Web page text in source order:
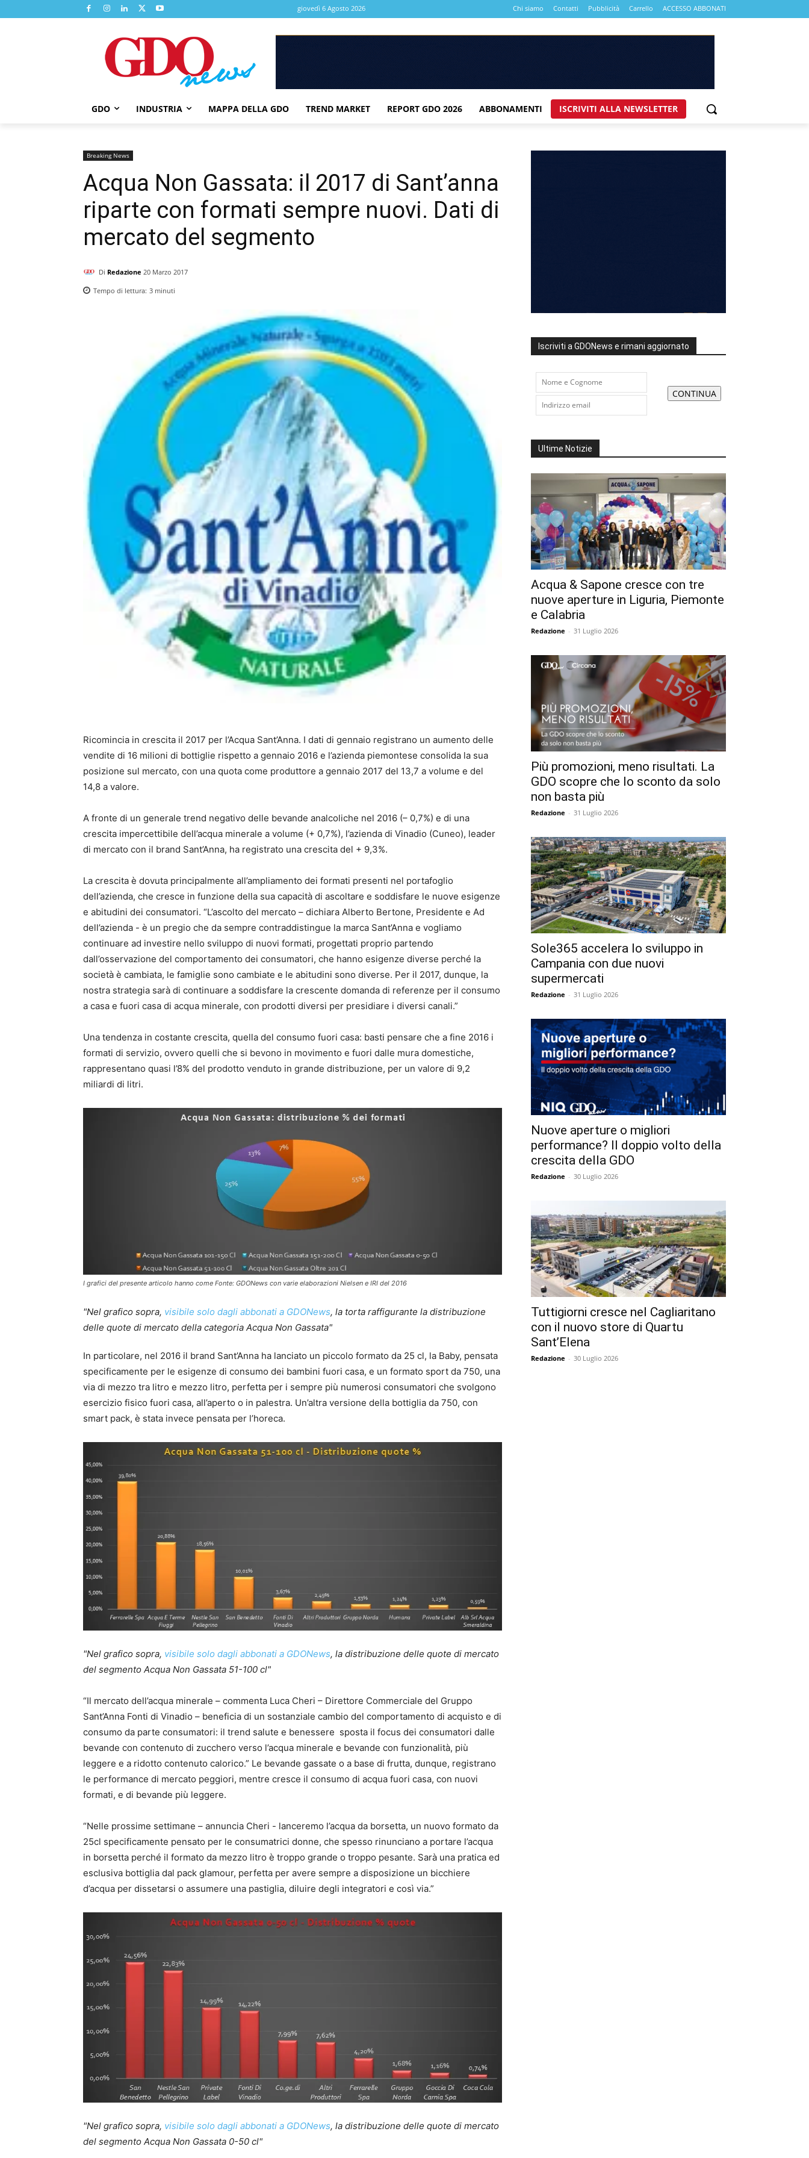
giovedì 6 Agosto 2026 Chi siamo Contatti Pubblicità Carrello ACCESSO ABBONATI
GDO INDUSTRIA MAPPA DELLA GDO TREND MARKET REPORT GDO 2026 ABBONAMENTI ISCRIVITI ALLA NEWSLETTER
Breaking News
Acqua Non Gassata: il 2017 di Sant’anna
riparte con formati sempre nuovi. Dati di
mercato del segmento
Di Redazione 20 Marzo 2017
Tempo di lettura: 3 minuti
Ricomincia in crescita il 2017 per l’Acqua Sant’Anna. I dati di gennaio registrano un aumento delle
vendite di 16 milioni di bottiglie rispetto a gennaio 2016 e l’azienda piemontese consolida la sua
posizione sul mercato, con una quota come produttore a gennaio 2017 del 13,7 a volume e del
14,8 a valore.
A fronte di un generale trend negativo delle bevande analcoliche nel 2016 (– 0,7%) e di una
crescita impercettibile dell’acqua minerale a volume (+ 0,7%), l’azienda di Vinadio (Cuneo), leader
di mercato con il brand Sant’Anna, ha registrato una crescita del + 9,3%.
La crescita è dovuta principalmente all’ampliamento dei formati presenti nel portafoglio
dell’azienda, che cresce in funzione della sua capacità di ascoltare e soddisfare le nuove esigenze
e abitudini dei consumatori. “L’ascolto del mercato – dichiara Alberto Bertone, Presidente e Ad
dell’azienda - è un pregio che da sempre contraddistingue la marca Sant’Anna e vogliamo
continuare ad investire nello sviluppo di nuovi formati, progettati proprio partendo
dall’osservazione del comportamento dei consumatori, che hanno esigenze diverse perché la
società è cambiata, le famiglie sono cambiate e le abitudini sono diverse. Per il 2017, dunque, la
nostra strategia sarà di continuare a soddisfare la crescente domanda di referenze per il consumo
a casa e fuori casa di acqua minerale, con prodotti diversi per presidiare i diversi canali.”
Una tendenza in costante crescita, quella del consumo fuori casa: basti pensare che a fine 2016 i
formati di servizio, ovvero quelli che si bevono in movimento e fuori dalle mura domestiche,
rappresentano quasi l’8% del prodotto venduto in grande distribuzione, per un valore di 9,2
miliardi di litri.
I grafici del presente articolo hanno come Fonte: GDONews con varie elaborazioni Nielsen e IRI del 2016
"Nel grafico sopra, visibile solo dagli abbonati a GDONews, la torta raffigurante la distribuzione
delle quote di mercato della categoria Acqua Non Gassata"
In particolare, nel 2016 il brand Sant’Anna ha lanciato un piccolo formato da 25 cl, la Baby, pensata
specificamente per le esigenze di consumo dei bambini fuori casa, e un formato sport da 750, una
via di mezzo tra litro e mezzo litro, perfetta per i sempre più numerosi consumatori che svolgono
esercizio fisico fuori casa, all’aperto o in palestra. Un’altra versione della bottiglia da 750, con
smart pack, è stata invece pensata per l’horeca.
"Nel grafico sopra, visibile solo dagli abbonati a GDONews, la distribuzione delle quote di mercato
del segmento Acqua Non Gassata 51-100 cl"
“Il mercato dell’acqua minerale – commenta Luca Cheri – Direttore Commerciale del Gruppo
Sant’Anna Fonti di Vinadio – beneficia di un sostanziale cambio del comportamento di acquisto e di
consumo da parte consumatori: il trend salute e benessere sposta il focus dei consumatori dalle
bevande con contenuto di zucchero verso l’acqua minerale e bevande con funzionalità, più
leggere e a ridotto contenuto calorico.” Le bevande gassate o a base di frutta, dunque, registrano
le performance di mercato peggiori, mentre cresce il consumo di acqua fuori casa, con nuovi
formati, e di bevande più leggere.
“Nelle prossime settimane – annuncia Cheri - lanceremo l’acqua da borsetta, un nuovo formato da
25cl specificamente pensato per le consumatrici donne, che spesso rinunciano a portare l’acqua
in borsetta perché il formato da mezzo litro è troppo grande o troppo pesante. Sarà una pratica ed
esclusiva bottiglia dal pack glamour, perfetta per avere sempre a disposizione un bicchiere
d’acqua per dissetarsi o assumere una pastiglia, diluire degli integratori e così via.”
"Nel grafico sopra, visibile solo dagli abbonati a GDONews, la distribuzione delle quote di mercato
del segmento Acqua Non Gassata 0-50 cl"
Iscriviti a GDONews e rimani aggiornato
Ultime Notizie
Acqua & Sapone cresce con tre
nuove aperture in Liguria, Piemonte
e Calabria
Redazione - 31 Luglio 2026
Più promozioni, meno risultati. La
GDO scopre che lo sconto da solo
non basta più
Redazione - 31 Luglio 2026
Sole365 accelera lo sviluppo in
Campania con due nuovi
supermercati
Redazione - 31 Luglio 2026
Nuove aperture o migliori
performance? Il doppio volto della
crescita della GDO
Redazione - 30 Luglio 2026
Tuttigiorni cresce nel Cagliaritano
con il nuovo store di Quartu
Sant’Elena
Redazione - 30 Luglio 2026